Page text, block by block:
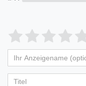
4
5
3
von
5
2
von
5
1
von
5
Anzeigename